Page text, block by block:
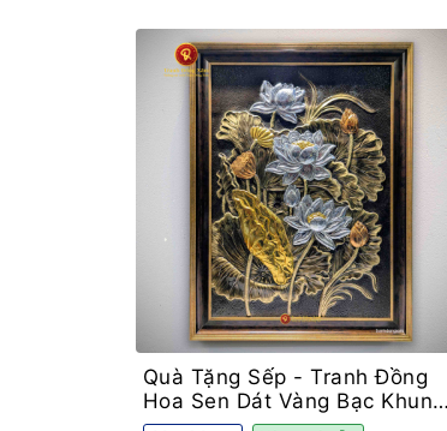
Quà Tặng Sếp -Tranh Đồng
Hoa Sen Dát Vàng Bạc Khung
Decor